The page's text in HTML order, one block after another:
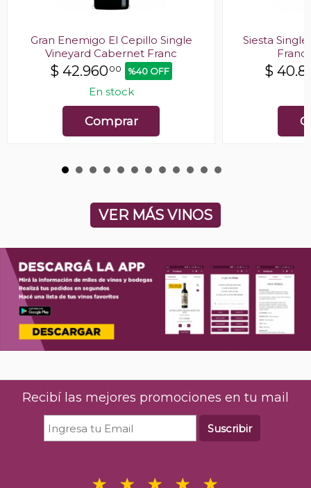
Gran Enemigo El Cepillo Single
Vineyard Cabernet Franc
$ 42.96000 %40 OFF
En stock
Comprar
Siesta
Franc
$
VER MÁS VINOS
Recibí las mejores promociones en tu mail
Suscribir